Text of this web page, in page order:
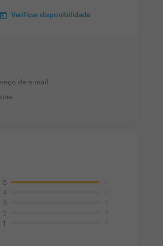
Verificar disponibilidade
de e-mail
5
4
3
2
1